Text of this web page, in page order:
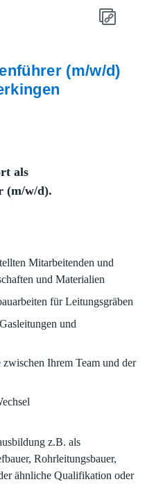
(m/w/d)
als
(m/w/d).
Mitarbeitenden und
und Materialien
für Leitungsgräben
und
Ihrem Team und der
z.B. als
Rohrleitungsbauer,
ähnliche Qualifikation oder